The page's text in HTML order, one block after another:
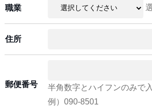
職業
住所
郵便番号
半角数字とハイフンのみで入
例）090-8501